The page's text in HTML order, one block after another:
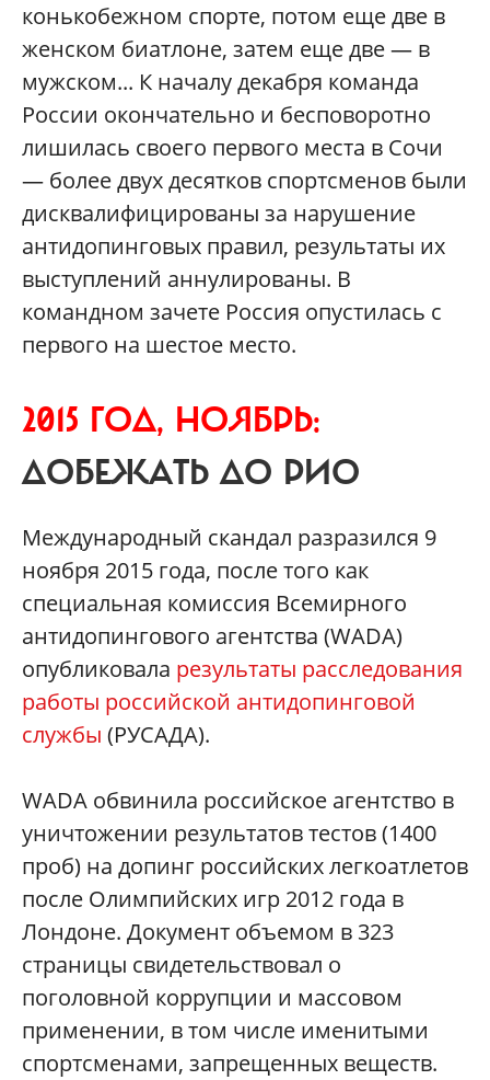
конькобежном спорте, потом еще две в
женском биатлоне, затем еще две — в
мужском... К началу декабря команда
России окончательно и бесповоротно
лишилась своего первого места в Сочи
— более двух десятков спортсменов были
дисквалифицированы за нарушение
антидопинговых правил, результаты их
выступлений аннулированы. В
командном зачете Россия опустилась с
первого на шестое место.
2015 ГОД, НОЯБРЬ:
ДОБЕЖАТЬ ДО РИО
Международный скандал разразился 9
ноября 2015 года, после того как
специальная комиссия Всемирного
антидопингового агентства (WADA)
опубликовала результаты расследования
работы российской антидопинговой
службы (РУСАДА).
WADA обвинила российское агентство в
уничтожении результатов тестов (1400
проб) на допинг российских легкоатлетов
после Олимпийских игр 2012 года в
Лондоне. Документ объемом в 323
страницы свидетельствовал о
поголовной коррупции и массовом
применении, в том числе именитыми
спортсменами, запрещенных веществ.